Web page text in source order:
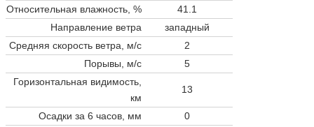
Относительная влажность, %
41.1
Направление ветра
западный
Средняя скорость ветра, м/с
2
Порывы, м/с
5
Горизонтальная видимость,
км
13
Осадки за 6 часов, мм
0